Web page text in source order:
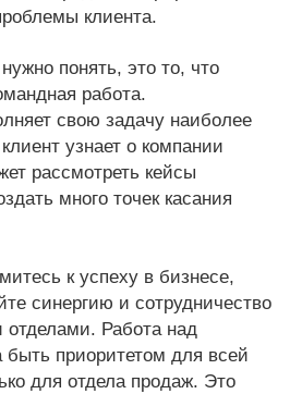
клиента.
понять, это то, что
работа.
свою задачу наиболее
узнает о компании
рассмотреть кейсы
много точек касания
к успеху в бизнесе,
синергию и сотрудничество
Работа над
быть приоритетом для всей
для отдела продаж. Это